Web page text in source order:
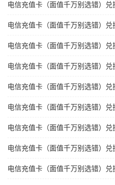
电信充值卡（面值千万别选错）
电信充值卡（面值千万别选错）兑
电信充值卡（面值千万别选错）兑
电信充值卡（面值千万别选错）兑
电信充值卡（面值千万别选错）
电信充值卡（面值千万别选错）
电信充值卡（面值千万别选错）兑
电信充值卡（面值千万别选错）兑
电信充值卡（面值千万别选错）兑